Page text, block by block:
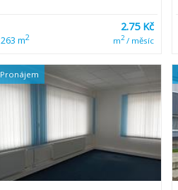
263 m2
2.75 Kč
m2/ měsíc
Pronájem